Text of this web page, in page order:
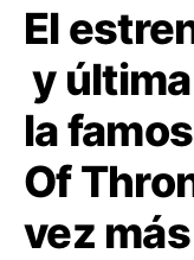
El
y
la
Of
vez